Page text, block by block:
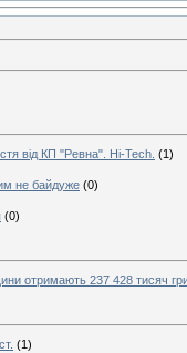
від КП "Ревна". Hi-Tech. (1)
не байдуже (0)
(0)
отримають 237 428 тисяч
(1)